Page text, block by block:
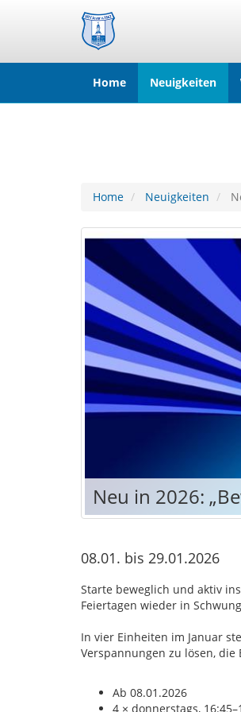
Home Neuigkeiten
Home Neuigkeiten
Neu in 2026:
08.01. bis 29.01.2026
Starte beweglich und aktiv
Feiertagen wieder in
In vier Einheiten im Januar
Verspannungen zu lösen,
Ab 08.01.2026
4 × donnerstags,